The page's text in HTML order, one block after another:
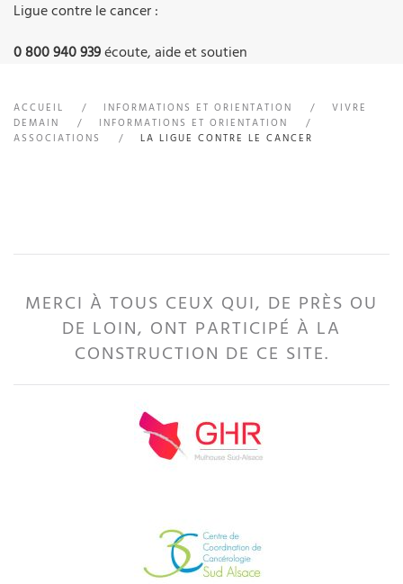
Ligue contre le cancer :
0 800 940 939écoute, aide et soutien
ACCUEIL INFORMATIONS ET ORIENTATION
VIVRE
DEMAIN
INFORMATIONS ET ORIENTATION
ASSOCIATIONS
LA LIGUE CONTRE LE CANCER
MERCI À TOUS CEUX QUI, DE PRÈS OU
DE LOIN, ONT PARTICIPÉ À LA
CONSTRUCTION DE CE SITE.